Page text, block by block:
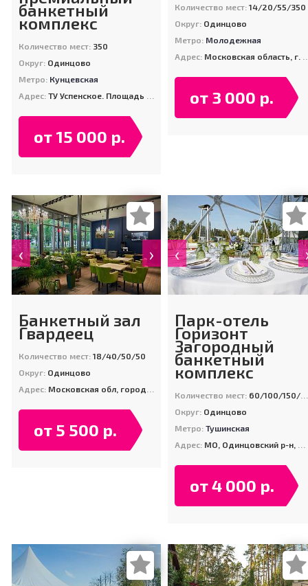
банкетный
комплекс
Количество мест: 350
Округ: Одинцово
Метро: Кунцевская
Адрес:ТУ Успенское. Площадь зала 550 м2.
от 15 000 р.
Количество мест: 14/20/55/350
Округ: Одинцово
Метро: Молодежная
Адрес: Московская область, г. Одинцово, ул. Говорова д. 163 ТЦ Атлас вход с торца
от 3 000 р.
‹ ›
Банкетный зал
Гвардеец
Количество мест:18/40/50/50
Округ: Одинцово
Адрес: Московская обл, городской округ Одинцовский, территория парка Патриот, вторая музейная площадка
от 5 500 р.
‹
Парк-отель
Горизонт
Загородный
банкетный
комплекс
Количество мест: 60/100/150/200/400
Округ: Одинцово
Метро: Тушинская
Адрес: МО, Одинцовский р-н, дер. Ястребки
от 4 000 р.